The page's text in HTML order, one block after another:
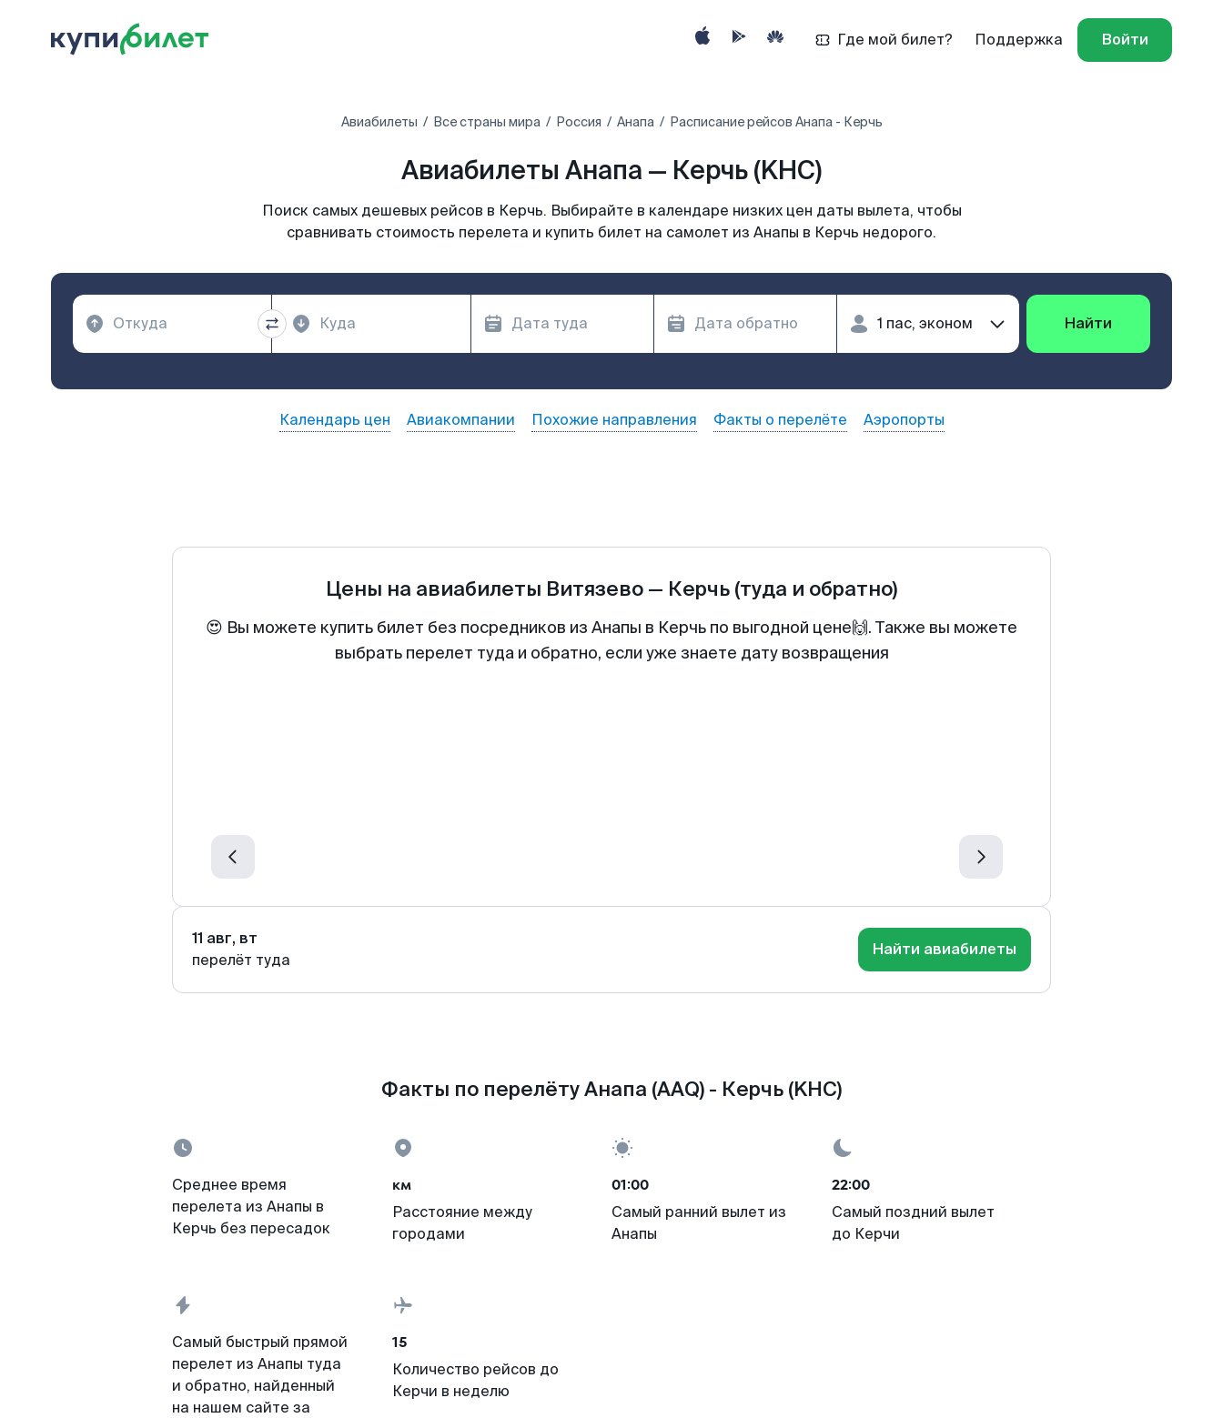
Где мой билет? Поддержка Войти
Авиабилеты Все страны мира Россия Анапа Расписание рейсов Анапа - Керчь
Авиабилеты Анапа — Керчь (KHC)
Поиск самых дешевых рейсов в Керчь. Выбирайте в календаре низких цен даты вылета, чтобы
сравнивать стоимость перелета и купить билет на самолет из Анапы в Керчь недорого.
Найти
Календарь цен Авиакомпании Похожие направления Факты о перелёте Аэропорты
Цены на авиабилеты Витязево — Керчь (туда и обратно)
😍 Вы можете купить билет без посредников из Анапы в Керчь по выгодной цене🙌. Также вы можете
выбрать перелет туда и обратно, если уже знаете дату возвращения
11 авг, вт
перелёт туда
Найти авиабилеты
Факты по перелёту Анапа (AAQ) - Керчь (KHC)
Среднее время
перелета из Анапы в
Керчь без пересадок
км
Расстояние между
городами
01:00
Самый ранний вылет из
Анапы
22:00
Самый поздний вылет
до Керчи
Самый быстрый прямой
перелет из Анапы туда
и обратно, найденный
на нашем сайте за
15
Количество рейсов до
Керчи в неделю